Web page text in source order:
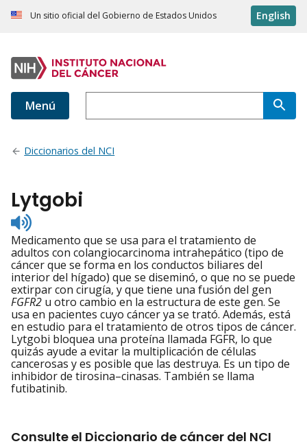
Un sitio oficial del Gobierno de Estados Unidos English
Menú
Diccionarios del NCI
Lytgobi
Listen
to
pronunciation
Medicamento que se usa para el tratamiento de
adultos con colangiocarcinoma intrahepático (tipo de
cáncer que se forma en los conductos biliares del
interior del hígado) que se diseminó, o que no se puede
extirpar con cirugía, y que tiene una fusión del gen
FGFR2 u otro cambio en la estructura de este gen. Se
usa en pacientes cuyo cáncer ya se trató. Además, está
en estudio para el tratamiento de otros tipos de cáncer.
Lytgobi bloquea una proteína llamada FGFR, lo que
quizás ayude a evitar la multiplicación de células
cancerosas y es posible que las destruya. Es un tipo de
inhibidor de tirosina–cinasas. También se llama
futibatinib.
Consulte el Diccionario de cáncer del NCI